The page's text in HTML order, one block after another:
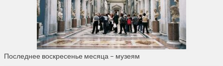
Последнее воскресенье месяца – музеям